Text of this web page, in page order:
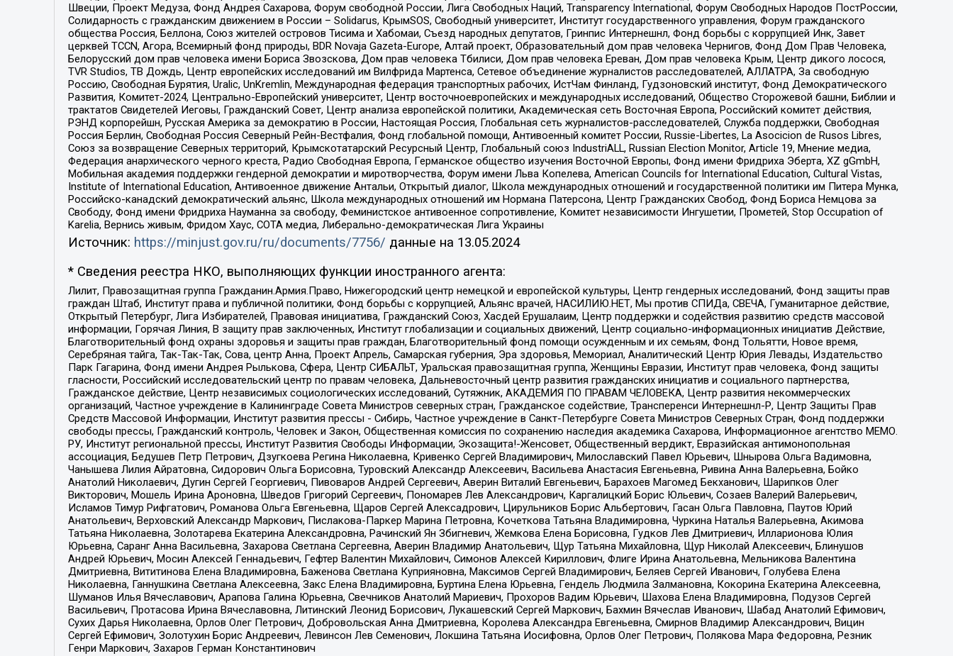
Швеции, Проект Медуза, Фонд Андрея Сахарова, Форум свободной России, Лига Свободных Наций, Transparеncy International, Форум Свободных Народов ПостРоссии,
Солидарность с гражданским движением в России – Solidarus, КрымSOS, Свободный университет, Институт государственного управления, Форум гражданского
общества Россия, Беллона, Союз жителей островов Тисима и Хабомаи, Съезд народных депутатов, Гринпис Интернешнл, Фонд борьбы с коррупцией Инк, Завет
церквей TCCN, Агора, Всемирный фонд природы, BDR Novaja Gazeta-Europe, Алтай проект, Образовательный дом прав человека Чернигов, Фонд Дом Прав Человека,
Белорусский дом прав человека имени Бориса Звозскова, Дом прав человека Тбилиси, Дом прав человека Ереван, Дом прав человека Крым, Центр дикого лосося,
TVR Studios, ТВ Дождь, Центр европейских исследований им Вилфрида Мартенса, Сетевое объединение журналистов расследователей, АЛЛАТРА, За свободную
Россию, Свободная Бурятия, Uralic, UnKremlin, Международная федерация транспортных рабочих, ИстЧам Финланд, Гудзоновский институт, Фонд Демократического
Развития, Комитет-2024, Центрально-Европейский университет, Центр восточноевропейских и международных исследований, Общество Сторожевой башни, Библии и
трактатов Свидетелей Иеговы, Гражданский Совет, Центр анализа европейской политики, Академическая сеть Восточная Европа, Российский комитет действия,
РЭНД корпорейшн, Русская Америка за демократию в России, Настоящая Россия, Глобальная сеть журналистов-расследователей, Служба поддержки, Свободная
Россия Берлин, Свободная Россия Северный Рейн-Вестфалия, Фонд глобальной помощи, Антивоенный комитет России, Russie-Libertes, La Asocicion de Rusos Libres,
Союз за возвращение Северных территорий, Крымскотатарский Ресурсный Центр, Глобальный союз IndustriALL, Russian Election Monitor, Article 19, Мнение медиа,
Федерация анархического черного креста, Радио Свободная Европа, Германское общество изучения Восточной Европы, Фонд имени Фридриха Эберта, XZ gGmbH,
Мобильная академия поддержки гендерной демократии и миротворчества, Форум имени Льва Копелева, American Councils for International Education, Cultural Vistas,
Institute of International Education, Антивоенное движение Антальи, Открытый диалог, Школа международных отношений и государственной политики им Питера Мунка,
Российско-канадский демократический альянс, Школа международных отношений им Нормана Патерсона, Центр Гражданских Свобод, Фонд Бориса Немцова за
Свободу, Фонд имени Фридриха Науманна за свободу, Феминистское антивоенное сопротивление, Комитет независимости Ингушетии, Прометей, Stop Occupation of
Karelia, Вернись живым, Фридом Хаус, СОТА медиа, Либерально-демократическая Лига Украины
Источник: https://minjust.gov.ru/ru/documents/7756/ данные на 13.05.2024
* Сведения реестра НКО, выполняющих функции иностранного агента:
Лилит, Правозащитная группа Гражданин.Армия.Право, Нижегородский центр немецкой и европейской культуры, Центр гендерных исследований, Фонд защиты прав
граждан Штаб, Институт права и публичной политики, Фонд борьбы с коррупцией, Альянс врачей, НАСИЛИЮ.НЕТ, Мы против СПИДа, СВЕЧА, Гуманитарное действие,
Открытый Петербург, Лига Избирателей, Правовая инициатива, Гражданский Союз, Хасдей Ерушалаим, Центр поддержки и содействия развитию средств массовой
информации, Горячая Линия, В защиту прав заключенных, Институт глобализации и социальных движений, Центр социально-информационных инициатив Действие,
Благотворительный фонд охраны здоровья и защиты прав граждан, Благотворительный фонд помощи осужденным и их семьям, Фонд Тольятти, Новое время,
Серебряная тайга, Так-Так-Так, Сова, центр Анна, Проект Апрель, Самарская губерния, Эра здоровья, Мемориал, Аналитический Центр Юрия Левады, Издательство
Парк Гагарина, Фонд имени Андрея Рылькова, Сфера, Центр СИБАЛЬТ, Уральская правозащитная группа, Женщины Евразии, Институт прав человека, Фонд защиты
гласности, Российский исследовательский центр по правам человека, Дальневосточный центр развития гражданских инициатив и социального партнерства,
Гражданское действие, Центр независимых социологических исследований, Сутяжник, АКАДЕМИЯ ПО ПРАВАМ ЧЕЛОВЕКА, Центр развития некоммерческих
организаций, Частное учреждение в Калининграде Совета Министров северных стран, Гражданское содействие, Трансперенси Интернешнл-Р, Центр Защиты Прав
Средств Массовой Информации, Институт развития прессы - Сибирь, Частное учреждение в Санкт-Петербурге Совета Министров Северных Стран, Фонд поддержки
свободы прессы, Гражданский контроль, Человек и Закон, Общественная комиссия по сохранению наследия академика Сахарова, Информационное агентство МЕМО.
РУ, Институт региональной прессы, Институт Развития Свободы Информации, Экозащита!-Женсовет, Общественный вердикт, Евразийская антимонопольная
ассоциация, Бедушев Петр Петрович, Дзугкоева Регина Николаевна, Кривенко Сергей Владимирович, Милославский Павел Юрьевич, Шнырова Ольга Вадимовна,
Чанышева Лилия Айратовна, Сидорович Ольга Борисовна, Туровский Александр Алексеевич, Васильева Анастасия Евгеньевна, Ривина Анна Валерьевна, Бойко
Анатолий Николаевич, Дугин Сергей Георгиевич, Пивоваров Андрей Сергеевич, Аверин Виталий Евгеньевич, Барахоев Магомед Бекханович, Шарипков Олег
Викторович, Мошель Ирина Ароновна, Шведов Григорий Сергеевич, Пономарев Лев Александрович, Каргалицкий Борис Юльевич, Созаев Валерий Валерьевич,
Исламов Тимур Рифгатович, Романова Ольга Евгеньевна, Щаров Сергей Алексадрович, Цирульников Борис Альбертович, Гасан Ольга Павловна, Паутов Юрий
Анатольевич, Верховский Александр Маркович, Пислакова-Паркер Марина Петровна, Кочеткова Татьяна Владимировна, Чуркина Наталья Валерьевна, Акимова
Татьяна Николаевна, Золотарева Екатерина Александровна, Рачинский Ян Збигневич, Жемкова Елена Борисовна, Гудков Лев Дмитриевич, Илларионова Юлия
Юрьевна, Саранг Анна Васильевна, Захарова Светлана Сергеевна, Аверин Владимир Анатольевич, Щур Татьяна Михайловна, Щур Николай Алексеевич, Блинушов
Андрей Юрьевич, Мосин Алексей Геннадьевич, Гефтер Валентин Михайлович, Симонов Алексей Кириллович, Флиге Ирина Анатольевна, Мельникова Валентина
Дмитриевна, Вититинова Елена Владимировна, Баженова Светлана Куприяновна, Максимов Сергей Владимирович, Беляев Сергей Иванович, Голубева Елена
Николаевна, Ганнушкина Светлана Алексеевна, Закс Елена Владимировна, Буртина Елена Юрьевна, Гендель Людмила Залмановна, Кокорина Екатерина Алексеевна,
Шуманов Илья Вячеславович, Арапова Галина Юрьевна, Свечников Анатолий Мариевич, Прохоров Вадим Юрьевич, Шахова Елена Владимировна, Подузов Сергей
Васильевич, Протасова Ирина Вячеславовна, Литинский Леонид Борисович, Лукашевский Сергей Маркович, Бахмин Вячеслав Иванович, Шабад Анатолий Ефимович,
Сухих Дарья Николаевна, Орлов Олег Петрович, Добровольская Анна Дмитриевна, Королева Александра Евгеньевна, Смирнов Владимир Александрович, Вицин
Сергей Ефимович, Золотухин Борис Андреевич, Левинсон Лев Семенович, Локшина Татьяна Иосифовна, Орлов Олег Петрович, Полякова Мара Федоровна, Резник
Генри Маркович, Захаров Герман Константинович